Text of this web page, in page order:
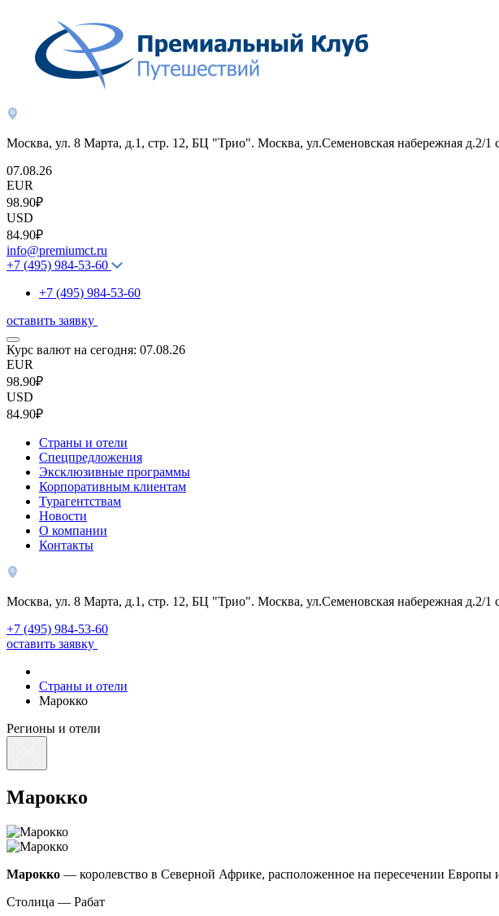
Москва, ул. 8 Марта, д.1, стр. 12, БЦ "Трио". Москва, ул.Семеновская набережная д.2/1
07.08.26
EUR
98.90₽
USD
84.90₽
info@premiumct.ru
+7 (495) 984-53-60
+7 (495) 984-53-60
оставить заявку
Курс валют на сегодня: 07.08.26
EUR
98.90₽
USD
84.90₽
Страны и отели
Спецпредложения
Эксклюзивные программы
Корпоративным клиентам
Турагентствам
Новости
О компании
Контакты
Москва, ул. 8 Марта, д.1, стр. 12, БЦ "Трио". Москва, ул.Семеновская набережная д.2/1
+7 (495) 984-53-60
оставить заявку
Страны и отели
Марокко
Регионы и отели
Марокко
Марокко — королевство в Северной Африке, расположенное на пересечении
Столица — Рабат